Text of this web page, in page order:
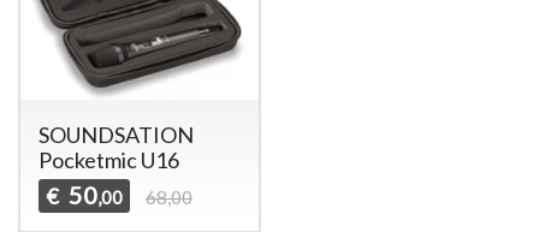
SOUNDSATION
Pocketmic U16
€ 50,00 68,00